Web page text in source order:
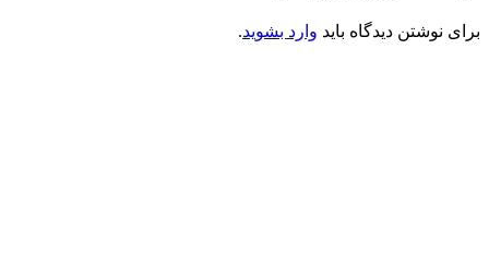
برای نوشتن دیدگاه باید وارد بشوید.